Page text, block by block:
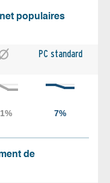
populaires
PC standard
de